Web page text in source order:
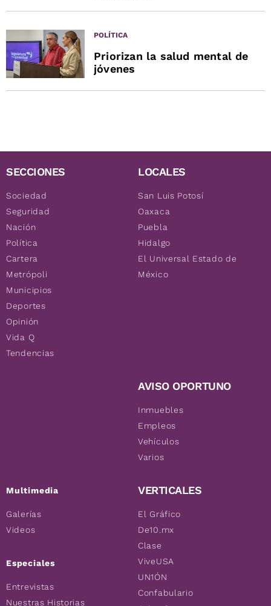
POLÍTICA
Priorizan la salud mental de
jóvenes
SECCIONES
Sociedad
Seguridad
Nación
Política
Cartera
Metrópoli
Municipios
Deportes
Opinión
Vida Q
Tendencias
Multimedia
Galerías
Videos
Especiales
Entrevistas
Nuestras Historias
LOCALES
San Luis Potosí
Oaxaca
Puebla
Hidalgo
El Universal Estado de
México
AVISO OPORTUNO
Inmuebles
Empleos
Vehículos
Varios
VERTICALES
El Gráfico
De10.mx
Clase
ViveUSA
UN1ÓN
Confabulario